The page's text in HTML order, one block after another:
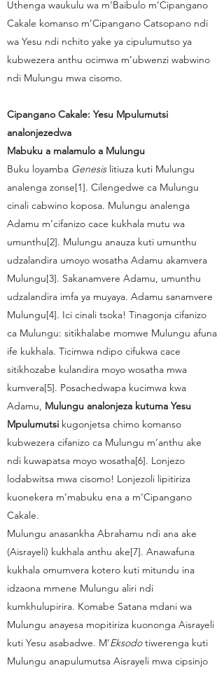
Uthenga waukulu wa m’Baibulo m’Cipangano
Cakale komanso m’Cipangano Catsopano ndi
wa Yesu ndi nchito yake ya cipulumutso ya
kubwezera anthu ocimwa m’ubwenzi wabwino
ndi Mulungu mwa cisomo.
Cipangano Cakale: Yesu Mpulumutsi
analonjezedwa
Mabuku a malamulo a Mulungu
Buku loyamba Genesis litiuza kuti Mulungu
analenga zonse[1]. Cilengedwe ca Mulungu
cinali cabwino koposa. Mulungu analenga
Adamu m’cifanizo cace kukhala mutu wa
umunthu[2]. Mulungu anauza kuti umunthu
udzalandira umoyo wosatha Adamu akamvera
Mulungu[3]. Sakanamvere Adamu, umunthu
udzalandira imfa ya muyaya. Adamu sanamvere
Mulungu[4]. Ici cinali tsoka! Tinagonja cifanizo
ca Mulungu: sitikhalabe momwe Mulungu afuna
ife kukhala. Ticimwa ndipo cifukwa cace
sitikhozabe kulandira moyo wosatha mwa
kumvera[5]. Posachedwapa kucimwa kwa
Adamu, Mulungu analonjeza kutuma Yesu
Mpulumutsi kugonjetsa chimo komanso
kubwezera cifanizo ca Mulungu m’anthu ake
ndi kuwapatsa moyo wosatha[6]. Lonjezo
lodabwitsa mwa cisomo! Lonjezoli lipitiriza
kuonekera m’mabuku ena a m’Cipangano
Cakale.
Mulungu anasankha Abrahamu ndi ana ake
(Aisrayeli) kukhala anthu ake[7]. Anawafuna
kukhala omumvera kotero kuti mitundu ina
idzaona mmene Mulungu aliri ndi
kumkhulupirira. Komabe Satana mdani wa
Mulungu anayesa mopitiriza kuononga Aisrayeli
kuti Yesu asabadwe. M’Eksodotiwerenga kuti
Mulungu anapulumutsa Aisrayeli mwa cipsinjo